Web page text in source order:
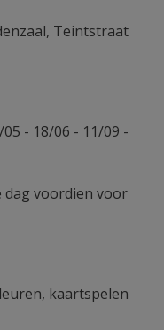
Teintstraat
- 18/06 - 11/09 -
dag voordien voor
kaartspelen